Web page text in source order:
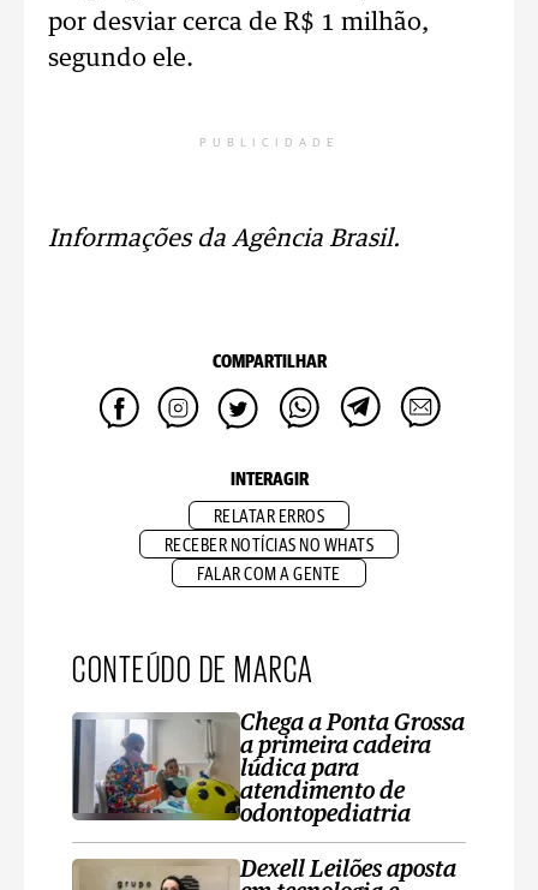
por desviar cerca de R$ 1 milhão,
segundo ele.
PUBLICIDADE
Informações da Agência Brasil.
COMPARTILHAR
INTERAGIR
RELATAR ERROS
RECEBER NOTÍCIAS NO WHATS
FALAR COM A GENTE
CONTEÚDO DE MARCA
Chega a Ponta Grossa
a primeira cadeira
lúdica para
atendimento de
odontopediatria
Dexell Leilões aposta